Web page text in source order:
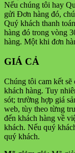
Nếu chúng tôi hay
gửi Đơn hàng đó,
Quý khách thanh
hàng đó trong vòng
hàng. Một khi đơn
GIÁ CẢ
Chúng tôi cam kết sẽ
khách hàng. Tuy
sót; trường hợp giá
web, tùy theo từng
đến khách hàng về
khách. Nếu quý
quý khách.